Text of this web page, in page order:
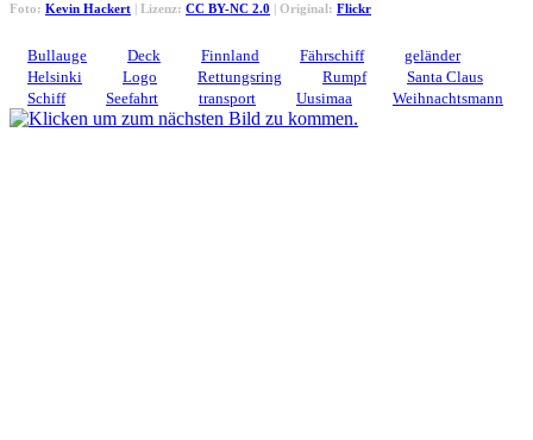
Foto: Kevin Hackert | Lizenz: CC BY-NC 2.0 | Original: Flickr
Bullauge Deck Finnland Fährschiff
geländer
Helsinki
Logo Rettungsring Rumpf
Santa Claus
Schiff
Seefahrt transport Uusimaa Weihnachtsmann